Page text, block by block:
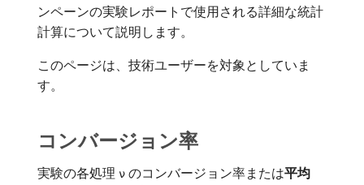
ンペーンの実験レポートで使用される詳細な統計
計算について説明します。
このページは、技術ユーザーを対象としていま
す。
コンバージョン率
実験の各処理 ν のコンバージョン率または​平均